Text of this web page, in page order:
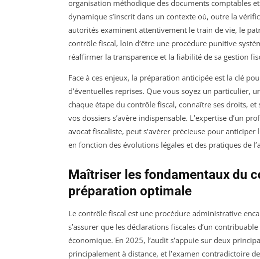
organisation méthodique des documents comptables
dynamique s’inscrit dans un contexte où, outre la
autorités examinent attentivement le train de vie, le
contrôle fiscal, loin d’être une procédure punitive
réaffirmer la transparence et la fiabilité de sa gestion
Face à ces enjeux, la préparation anticipée est la clé
d’éventuelles reprises. Que vous soyez un particulier,
chaque étape du contrôle fiscal, connaître ses droits,
vos dossiers s’avère indispensable. L’expertise d’un
avocat fiscaliste, peut s’avérer précieuse pour
en fonction des évolutions légales et des pratiques de
Maîtriser les fondamentaux du
préparation optimale
Le contrôle fiscal est une procédure administrative
s’assurer que les déclarations fiscales d’un
économique. En 2025, l’audit s’appuie sur deux
principalement à distance, et l’examen contradictoire